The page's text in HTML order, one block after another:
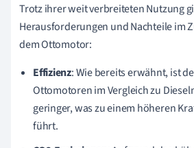
Trotz ihrer weit verbreiteten Nutzung
Herausforderungen und Nachteile im
dem Ottomotor:
Effizienz: Wie bereits erwähnt, ist
Ottomotoren im Vergleich zu
geringer, was zu einem höheren
führt.